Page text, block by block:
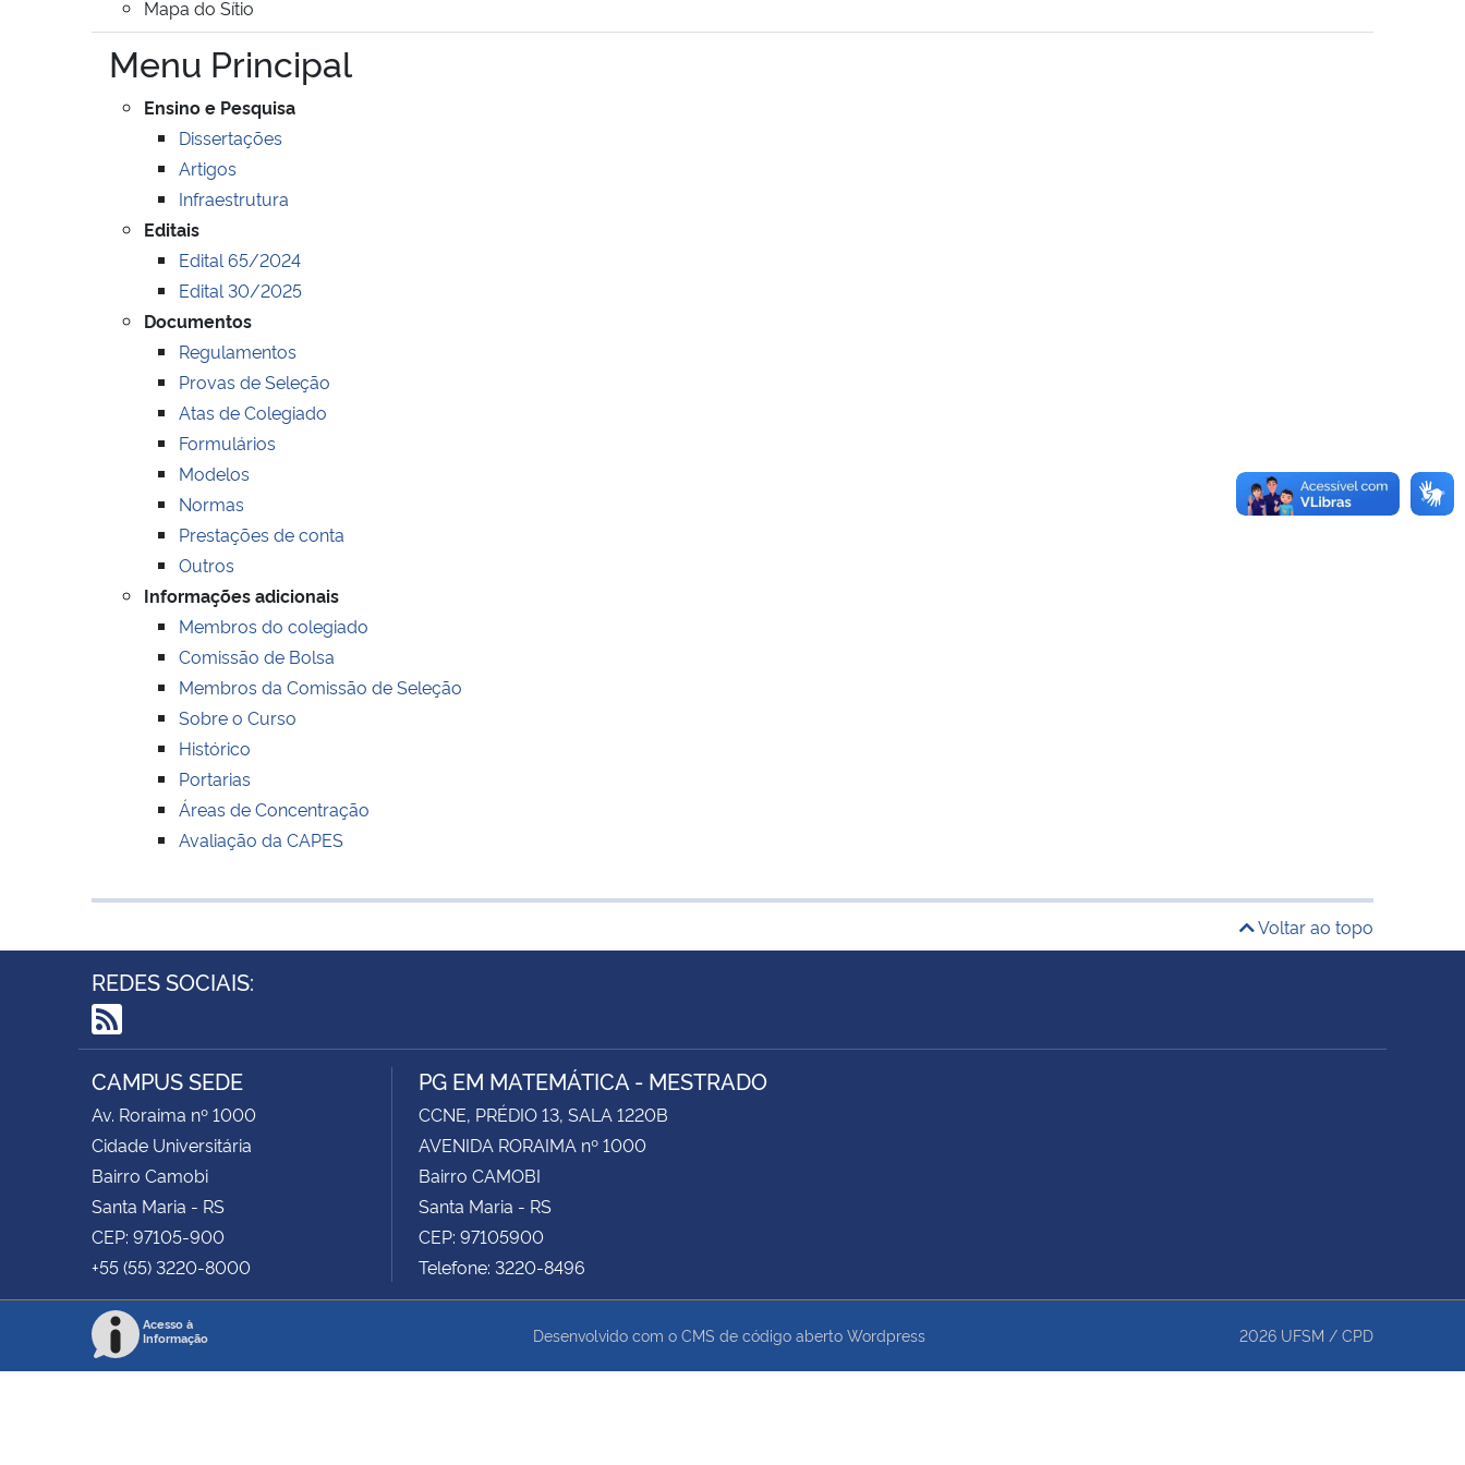
Mapa do Sítio
Menu Principal
Ensino e Pesquisa
Dissertações
Artigos
Infraestrutura
Editais
Edital 65/2024
Edital 30/2025
Documentos
Regulamentos
Provas de Seleção
Atas de Colegiado
Formulários
Modelos
Normas
Prestações de conta
Outros
Informações adicionais
Membros do colegiado
Comissão de Bolsa
Membros da Comissão de Seleção
Sobre o Curso
Histórico
Portarias
Áreas de Concentração
Avaliação da CAPES
Voltar ao topo
REDES SOCIAIS:
RSS
CAMPUS SEDE
Av. Roraima nº 1000
Cidade Universitária
Bairro Camobi
Santa Maria - RS
CEP: 97105-900
+55 (55) 3220-8000
PG EM MATEMÁTICA - MESTRADO
CCNE, PRÉDIO 13, SALA 1220B
AVENIDA RORAIMA nº 1000
Bairro CAMOBI
Santa Maria - RS
CEP: 97105900
Telefone: 3220-8496
Acesso à
Informação
Desenvolvido com o CMS de código aberto Wordpress 2026 UFSM / CPD